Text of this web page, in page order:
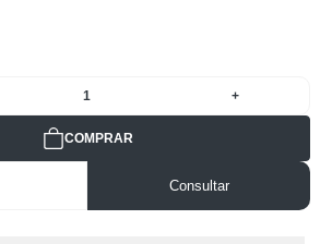
1 +
COMPRAR
Consultar